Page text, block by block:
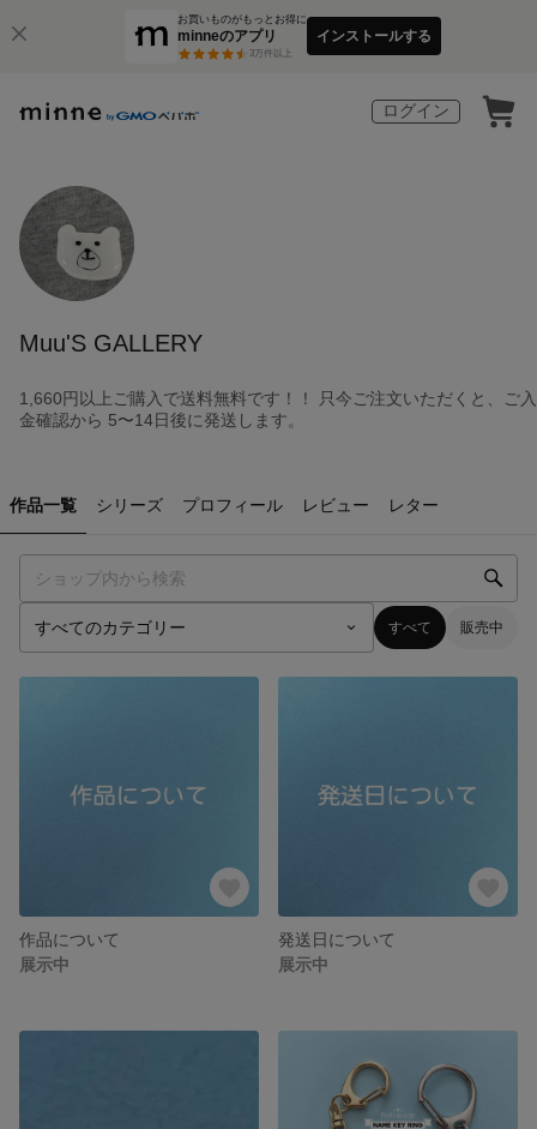
お買いものがもっとお得に
minneのアプリ
3万件以上
インストールする
ログイン
Muu'S GALLERY
1,660円以上ご購入で送料無料です！！ 只今ご注文いただくと、ご入
金確認から 5〜14日後に発送します。
作品一覧 シリーズ プロフィール レビュー レター
すべて 販売中
作品について
展示中
発送日について
展示中